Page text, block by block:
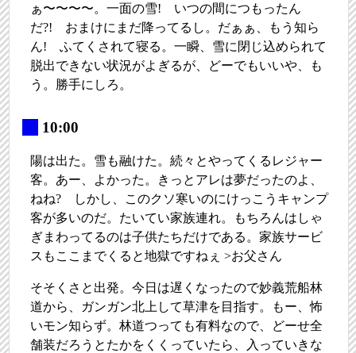
ぁ〜〜〜〜。一面の雪! いつの間につもったん
だ?! おまけにまだ降ってるし。だぁぁ、もう知ら
ん! ふてくされて寝る。一瞬、雪に閉じ込められて
脱出できない状況がよぎるが、どーでもいいや、も
う。勝手にしろ。
10:00
陽は出た。雪も融けた。続々とやってくるレジャー
客。あー、よかった。きっとアレは夢だったのよ、
ねね? しかし、このクソ寒いのにけっこうキャンプ
客が多いのだ。たいてい家族連れ。もちろんはしゃ
ぎまわってるのは子供たちだけである。家族サービ
スもここまでくると地獄ですねぇ >お父さん
そそくさと出発。今日は遅くなったので妙義荒船林
道から、ガンガン北上して草津を目指す。もー、怖
いモン知らず。林道つっても有料なので、どーせ全
舗装だろうとたかをくくっていたら、入っていきな